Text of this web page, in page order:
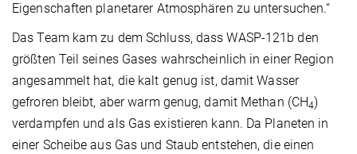
Eigenschaften planetarer Atmosphären zu untersuchen.“
Das Team kam zu dem Schluss, dass WASP-121b den
größten Teil seines Gases wahrscheinlich in einer Region
angesammelt hat, die kalt genug ist, damit Wasser
gefroren bleibt, aber warm genug, damit Methan (CH4)
verdampfen und als Gas existieren kann. Da Planeten in
einer Scheibe aus Gas und Staub entstehen, die einen